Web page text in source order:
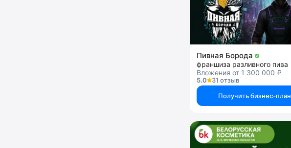
Пивная Борода
франшиза разливного пива
Вложения от 1 300 000 ₽
5.0
31 отзыв
Получить бизнес-план